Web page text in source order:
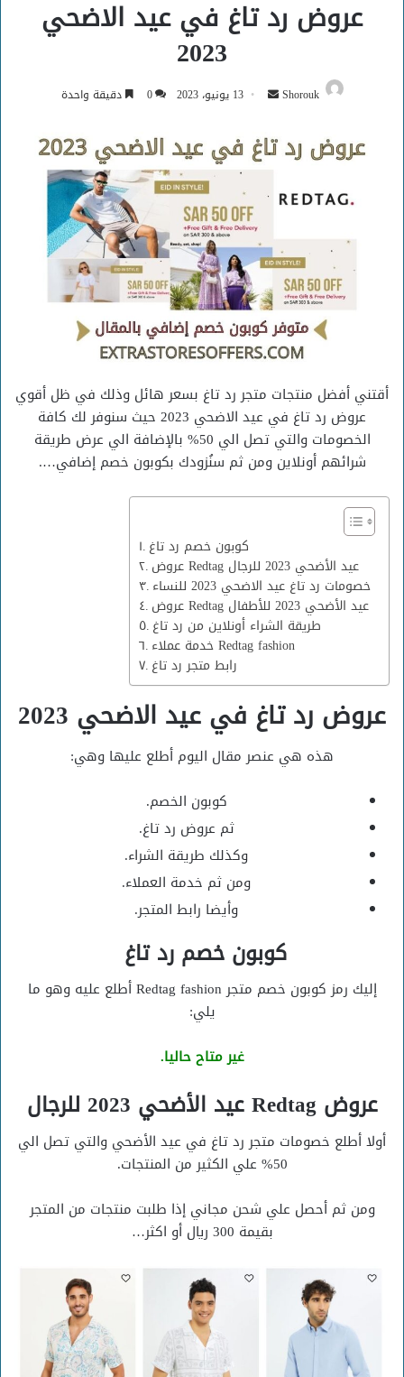
عروض رد تاغ في عيد الاضحي
2023
Shorouk
أرسل
إلكترونيا
13 يونيو، 2023 0 دقيقة واحدة
أقتني أفضل منتجات متجر رد تاغ بسعر هائل وذلك في ظل أقوي
عروض رد تاغ في عيد الاضحي 2023 حيث سنوفر لك كافة
الخصومات والتي تصل الي 50% بالإضافة الي عرض طريقة
شرائهم أونلاين ومن ثم سنُزودك بكوبون خصم إضافي….
عروض Redtag عيد الأضحي 2023 للرجال
خصومات رد تاغ عيد الاضحي 2023 للنساء
عروض Redtag عيد الأضحي 2023 للأطفال
خدمة عملاء Redtag fashion
عروض رد تاغ في عيد الاضحي 2023
هذه هي عنصر مقال اليوم أطلع عليها وهي:
كوبون الخصم.
ثم عروض رد تاغ.
وكذلك طريقة الشراء.
ومن ثم خدمة العملاء.
وأيضا رابط المتجر.
كوبون خصم رد تاغ
إليك رمز كوبون خصم متجر Redtag fashion أطلع عليه وهو ما
يلي:
غير متاح حاليا.
عروض Redtag عيد الأضحي 2023 للرجال
أولا أطلع خصومات متجر رد تاغ في عيد الأضحي والتي تصل الي
50% علي الكثير من المنتجات.
ومن ثم أحصل علي شحن مجاني إذا طلبت منتجات من المتجر
بقيمة 300 ريال أو اكثر…